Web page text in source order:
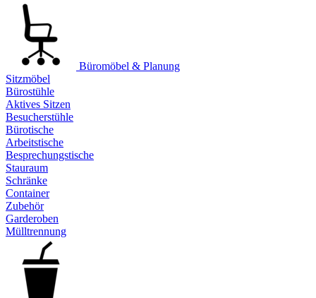
Büromöbel & Planung
Sitzmöbel
Bürostühle
Aktives Sitzen
Besucherstühle
Bürotische
Arbeitstische
Besprechungstische
Stauraum
Schränke
Container
Zubehör
Garderoben
Mülltrennung